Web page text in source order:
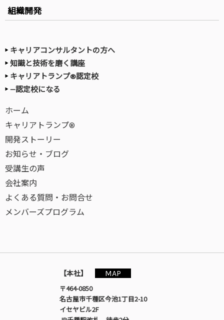
組織開発
キャリアコンサルタントの方へ
知識と技術を磨く講座
キャリアトランプ®認定校
—認定校になる
ホーム
キャリアトランプ®
開発ストーリー
お知らせ・ブログ
受講生の声
会社案内
よくある質問・お問合せ
メンバーズプログラム
【本社】
MAP
〒464-0850
名古屋市千種区今池1丁目2-10
イセヤビル2F